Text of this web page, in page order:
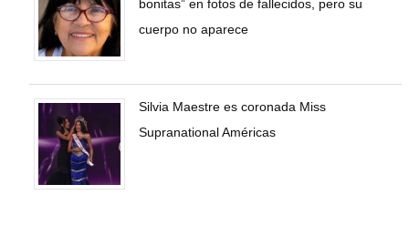
bonitas” en fotos de fallecidos, pero su
cuerpo no aparece
Silvia Maestre es coronada Miss
Supranational Américas